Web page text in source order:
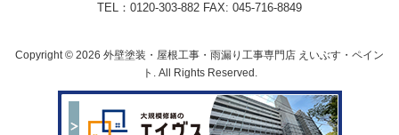
TEL：0120-303-882 FAX: 045-716-8849
Copyright © 2026 外壁塗装・屋根工事・雨漏り工事専門店 えいぶす・ペイン
ト. All Rights Reserved.